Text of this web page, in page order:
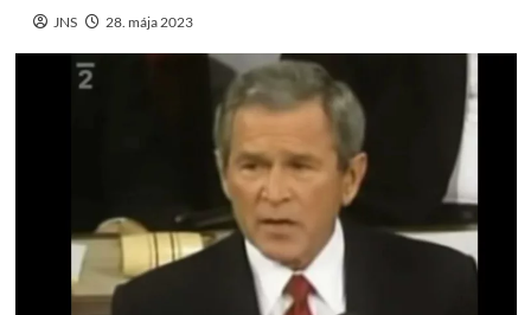
JNS 28. mája 2023